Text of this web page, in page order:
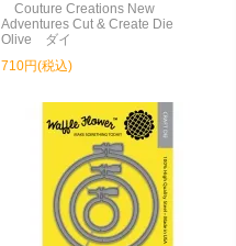
Couture Creations New
Adventures Cut & Create Die
Olive ダイ
710円(税込)